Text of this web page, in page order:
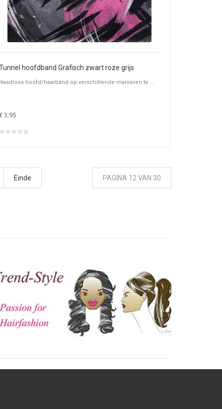
hoofdband Grafisch zwart roze grijs
Naadloos hoofd/haarband op verschillende manieren te ...
3,95
Einde PAGINA 12 VAN 30